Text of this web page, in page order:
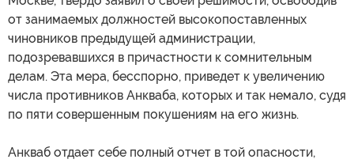
от занимаемых должностей высокопоставленных
чиновников предыдущей администрации,
подозревавшихся в причастности к сомнительным
делам. Эта мера, бесспорно, приведет к увеличению
числа противников Анкваба, которых и так немало, судя
по пяти совершенным покушениям на его жизнь.
Анкваб отдает себе полный отчет в той опасности,